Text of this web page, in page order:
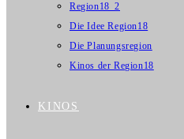
Region18_2
Die Idee Region18
Die Planungsregion
Kinos der Region18
KINOS